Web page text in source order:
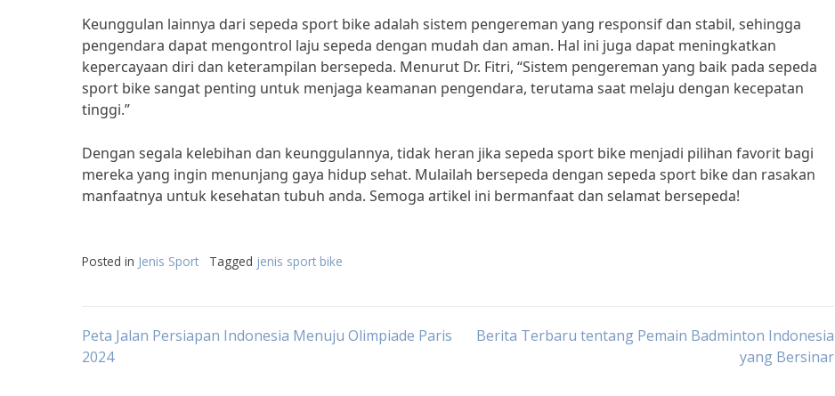
Keunggulan lainnya dari sepeda sport bike adalah sistem pengereman yang responsif dan stabil, sehingga
pengendara dapat mengontrol laju sepeda dengan mudah dan aman. Hal ini juga dapat meningkatkan
kepercayaan diri dan keterampilan bersepeda. Menurut Dr. Fitri, “Sistem pengereman yang baik pada sepeda
sport bike sangat penting untuk menjaga keamanan pengendara, terutama saat melaju dengan kecepatan
tinggi.”
Dengan segala kelebihan dan keunggulannya, tidak heran jika sepeda sport bike menjadi pilihan favorit bagi
mereka yang ingin menunjang gaya hidup sehat. Mulailah bersepeda dengan sepeda sport bike dan rasakan
manfaatnya untuk kesehatan tubuh anda. Semoga artikel ini bermanfaat dan selamat bersepeda!
Posted in Jenis Sport Tagged jenis sport bike
Post
Peta Jalan Persiapan Indonesia Menuju Olimpiade Paris
2024
Berita Terbaru tentang Pemain Badminton Indonesia
yang Bersinar